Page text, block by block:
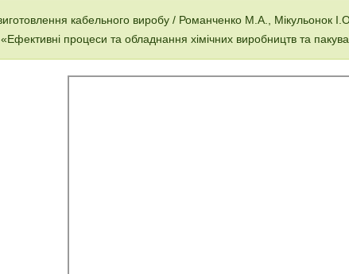
кабельного виробу / Романченко М.А., Мікульонок
процеси та обладнання хімічних виробництв та